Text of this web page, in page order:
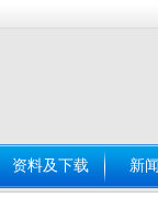
资料及下载 新